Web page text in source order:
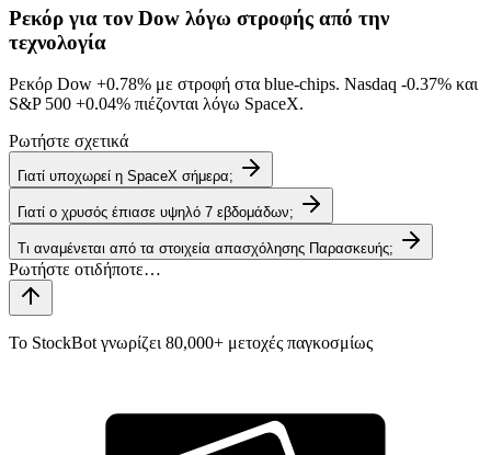
Ρεκόρ για τον Dow λόγω στροφής από την
τεχνολογία
Ρεκόρ Dow +0.78% με στροφή στα blue-chips. Nasdaq -0.37% και
S&P 500 +0.04% πιέζονται λόγω SpaceX.
Ρωτήστε σχετικά
Γιατί υποχωρεί η SpaceX σήμερα;
Γιατί ο χρυσός έπιασε υψηλό 7 εβδομάδων;
Τι αναμένεται από τα στοιχεία απασχόλησης Παρασκευής;
Το StockBot γνωρίζει 80,000+ μετοχές παγκοσμίως